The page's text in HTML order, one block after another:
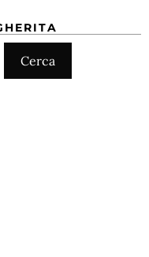
Cerca